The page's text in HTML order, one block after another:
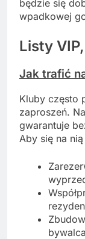
będzie się
wpadkowej
Listy
Jak trafić
Kluby często
zaproszeń.
gwarantuje
Aby się na